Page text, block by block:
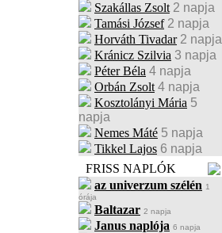
Szakállas Zsolt 2 napja
Tamási József 2 napja
Horváth Tivadar 2 napja
Kránicz Szilvia 3 napja
Péter Béla 4 napja
Orbán Zsolt 4 napja
Kosztolányi Mária 5
napja
Nemes Máté 5 napja
Tikkel Lajos 6 napja
FRISS NAPLÓK
az univerzum szélén 1
órája
Baltazar 2 napja
Janus naplója 6 napja